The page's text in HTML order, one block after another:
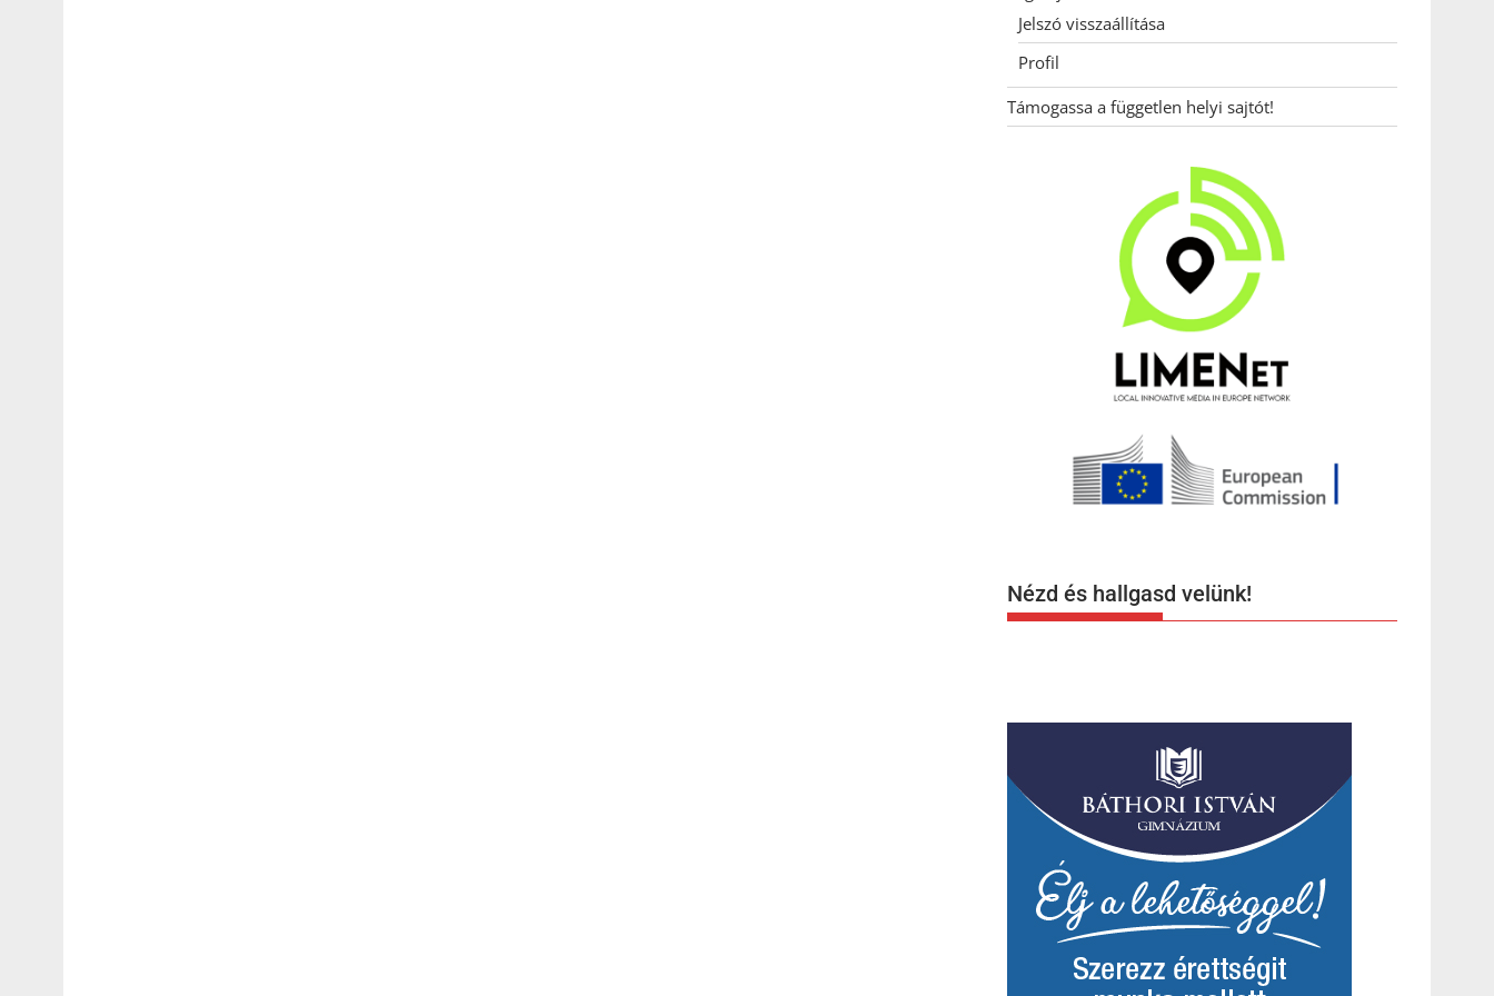
Jelszó visszaállítása
Profil
Támogassa a független helyi sajtót!
Nézd és hallgasd velünk!